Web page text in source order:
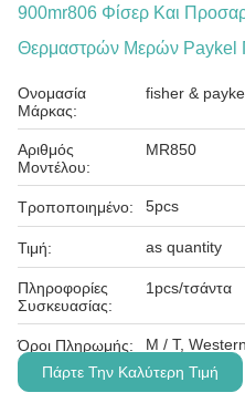
900mr806 Φίσερ Και
Θερμαστρών Μερών Paykel
Ονομασία
Μάρκας:
fisher &
Αριθμός
Μοντέλου:
MR850
Τροποποιημένο: 5pcs
Τιμή: as quantity
Πληροφορίες
Συσκευασίας:
1pcs/τσάντα
Όροι Πληρωμής:
Μ / Τ,
Πάρτε Την Καλύτερη Τιμή